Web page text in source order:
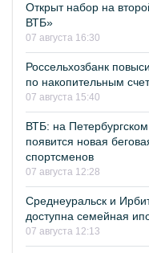
Открыт набор на
ВТБ»
07 августа 16:30
Россельхозбанк
по накопительным
07 августа 15:40
ВТБ: на
появится новая
спортсменов
07 августа 12:28
Среднеуральск и
доступна семейная
07 августа 12:13